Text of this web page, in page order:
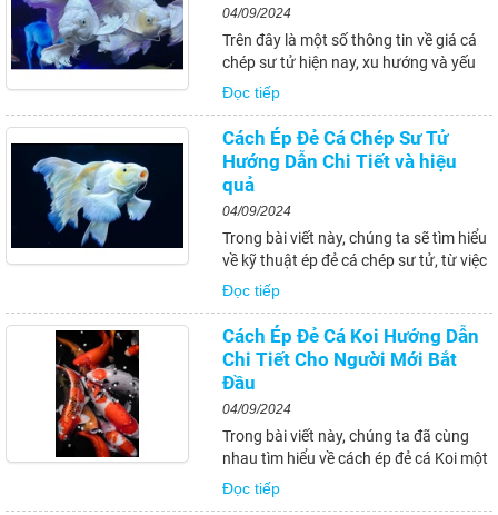
04/09/2024
Trên đây là một số thông tin về giá cá
chép sư tử hiện nay, xu hướng và yếu
tố ảnh hưởng. Việc lựa chọn mua cá
chép sư tử chất lượng với giá hợp lý
cũng như bí quyết nuôi cá chép sư tử
hiệu quả đều đóng vai trò quan trọng...
Đọc tiếp
Cách Ép Đẻ Cá Chép Sư Tử
Hướng Dẫn Chi Tiết và hiệu
quả
04/09/2024
Trong bài viết này, chúng ta sẽ tìm hiểu
về kỹ thuật ép đẻ cá chép sư tử, từ việc
nhận biết chu kỳ sinh sản và dấu hiệu
cá sắp đẻ, các phương pháp ép đẻ hiệu
quả, lưu ý quan trọng và chăm sóc sau
khi ép đẻ. Việc áp dụng...
Đọc tiếp
Cách Ép Đẻ Cá Koi Hướng Dẫn
Chi Tiết Cho Người Mới Bắt
Đầu
04/09/2024
Trong bài viết này, chúng ta đã cùng
nhau tìm hiểu về cách ép đẻ cá Koi một
cách hiệu quả, từ việc chọn giao phối,
chuẩn bị môi trường nuôi, chăm sóc cá
Đọc tiếp